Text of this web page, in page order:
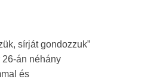
sírját gondozzuk”
26-án néhány
és